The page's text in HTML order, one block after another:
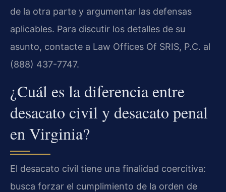
de la otra parte y argumentar las defensas
aplicables. Para discutir los detalles de su
asunto, contacte a Law Offices Of SRIS, P.C. al
(888) 437-7747.
¿Cuál es la diferencia entre
desacato civil y desacato penal
en Virginia?
El desacato civil tiene una finalidad coercitiva:
busca forzar el cumplimiento de la orden de